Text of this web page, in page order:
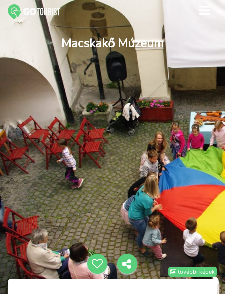
további képek
Macskakő Múzeum